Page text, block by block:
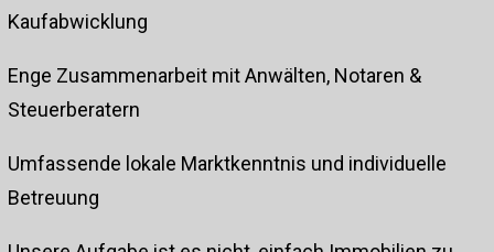
Kaufabwicklung
Enge Zusammenarbeit mit Anwälten, Notaren &
Steuerberatern
Umfassende lokale Marktkenntnis und individuelle
Betreuung